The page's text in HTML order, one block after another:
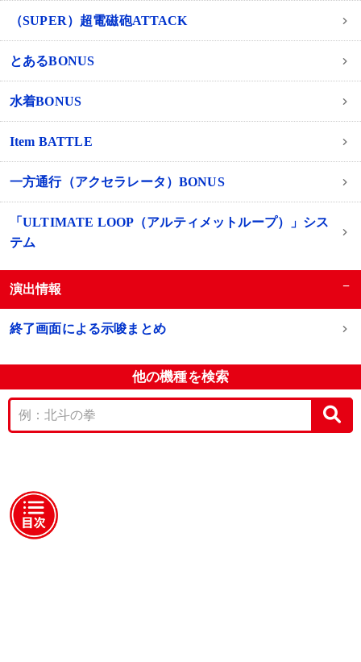
（SUPER）超電磁砲ATTACK
とあるBONUS
水着BONUS
Item BATTLE
一方通行（アクセラレータ）BONUS
「ULTIMATE LOOP（アルティメットループ）」シス
テム
演出情報 −
終了画面による示唆まとめ
他の機種を検索